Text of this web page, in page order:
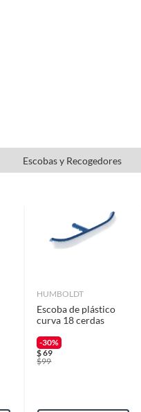
Escobas y Recogedores
HUMBOLDT
Escoba de plástico
curva 18 cerdas
-30%
$69
$99